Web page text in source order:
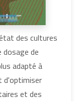
des cultures
de
adapté à
d'optimiser
et des